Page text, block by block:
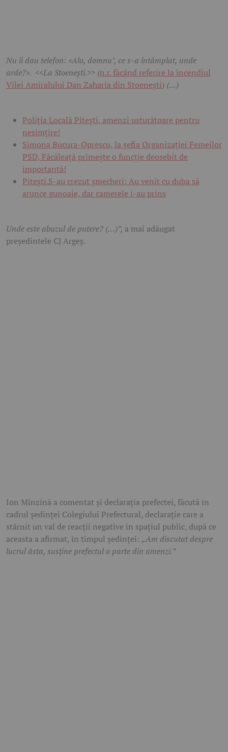
Nu îi dau telefon: «Alo, domnu’, ce s-a întâmplat, unde
arde?». <<La Stoenești.>> (n.r. făcând referire la incendiul
Vilei Amiralului Dan Zaharia din Stoenești) (…)
Poliția Locală Pitești, amenzi usturătoare pentru
nesimțire!
Simona Bucura-Oprescu, la șefia Organizației Femeilor
PSD, Făcăleață primește o funcție deosebit de
importantă!
Pitești.S-au crezut șmecheri: Au venit cu duba să
arunce gunoaie, dar camerele i-au prins
Unde este abuzul de putere? (…)”, a mai adăugat
președintele CJ Argeș.
Ion Mînzînă a comentat și declarația prefectei, făcută în
cadrul ședinței Colegiului Prefectural, declarație care a
stârnit un val de reacții negative în spațiul public, după ce
aceasta a afirmat, în timpul ședinței: „Am discutat despre
lucrul ăsta, susține prefectul o parte din amenzi.”